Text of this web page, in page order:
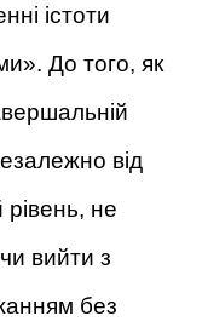
істоти
До того, як
від
рівень, не
вийти з
без